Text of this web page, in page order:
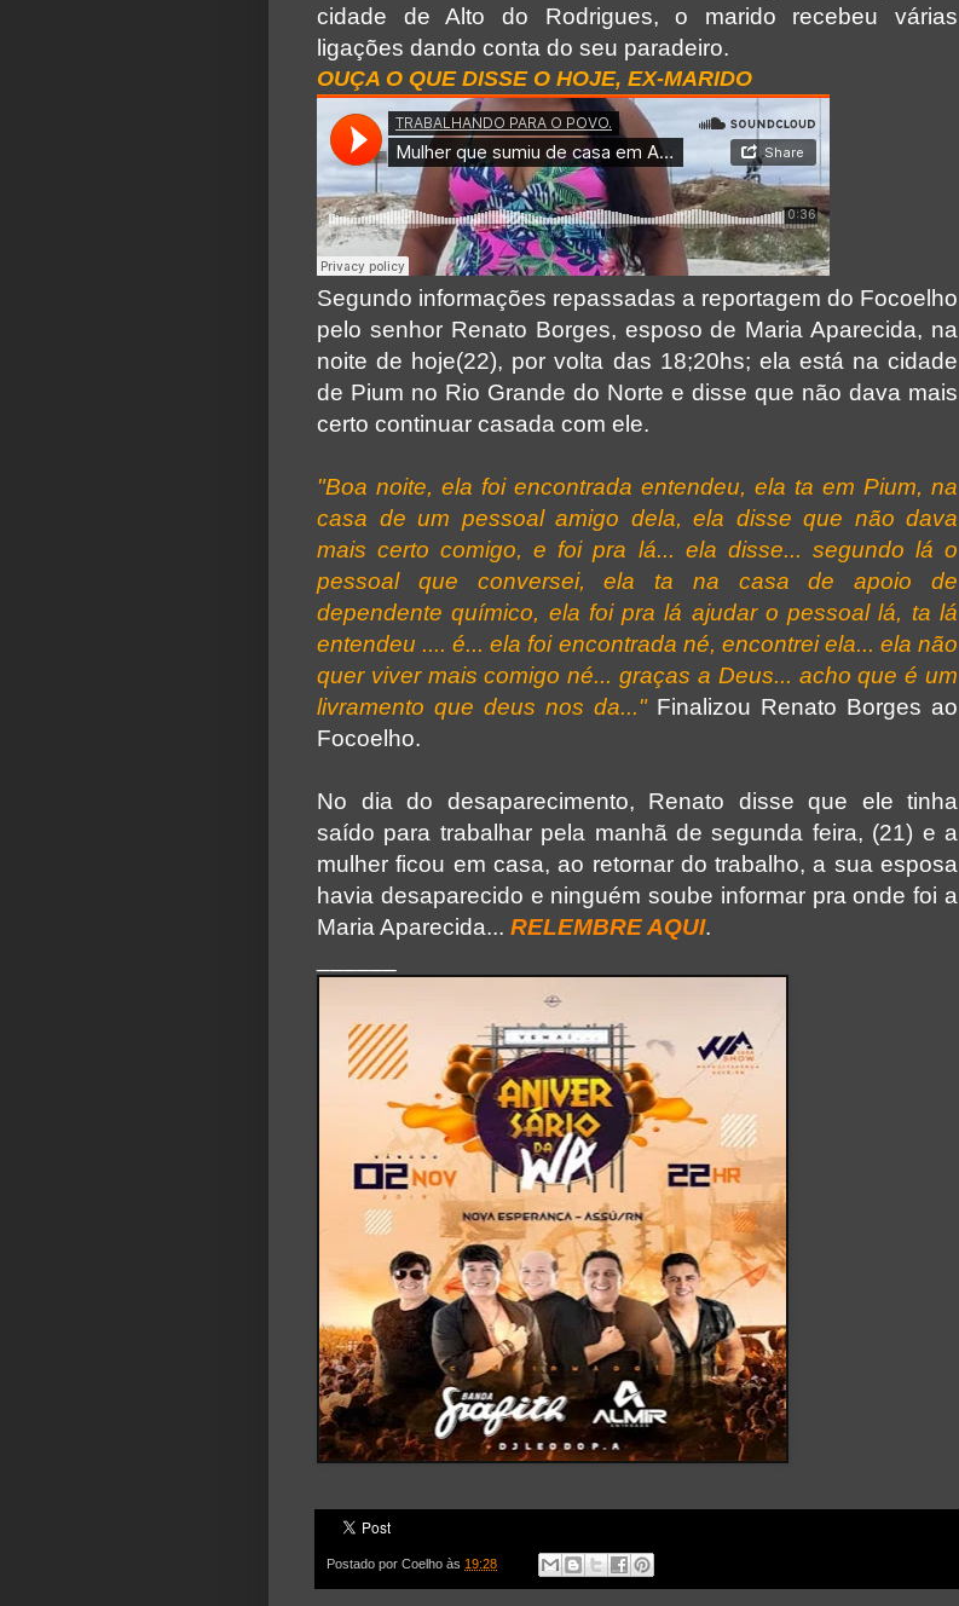
cidade de Alto do Rodrigues, o marido recebeu várias
ligações dando conta do seu paradeiro.
OUÇA O QUE DISSE O HOJE, EX-MARIDO
Segundo informações repassadas a reportagem do Focoelho
pelo senhor Renato Borges, esposo de Maria Aparecida, na
noite de hoje(22), por volta das 18;20hs; ela está na cidade
de Pium no Rio Grande do Norte e disse que não dava mais
certo continuar casada com ele.
"Boa noite, ela foi encontrada entendeu, ela ta em Pium, na
casa de um pessoal amigo dela, ela disse que não dava
mais certo comigo, e foi pra lá... ela disse... segundo lá o
pessoal que conversei, ela ta na casa de apoio de
dependente químico, ela foi pra lá ajudar o pessoal lá, ta lá
entendeu .... é... ela foi encontrada né, encontrei ela... ela não
quer viver mais comigo né... graças a Deus... acho que é um
livramento que deus nos da..."Finalizou Renato Borges ao
Focoelho.
No dia do desaparecimento, Renato disse que ele tinha
saído para trabalhar pela manhã de segunda feira, (21) e a
mulher ficou em casa, ao retornar do trabalho, a sua esposa
havia desaparecido e ninguém soube informar pra onde foi a
Maria Aparecida... RELEMBRE AQUI.
Postado por Coelho às 19:28